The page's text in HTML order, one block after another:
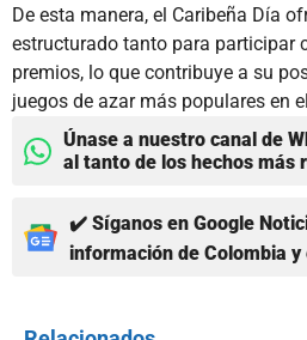
De esta manera, el Caribeña Día
estructurado tanto para participar
premios, lo que contribuye a su
juegos de azar más populares en
Únase a nuestro canal de
al tanto de los hechos más
✔️ Síganos en Google
información de Colombia y